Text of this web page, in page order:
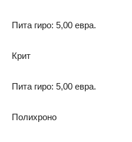
Пита гиро: 5,00 евра.
Крит
Пита гиро: 5,00 евра.
Полихроно